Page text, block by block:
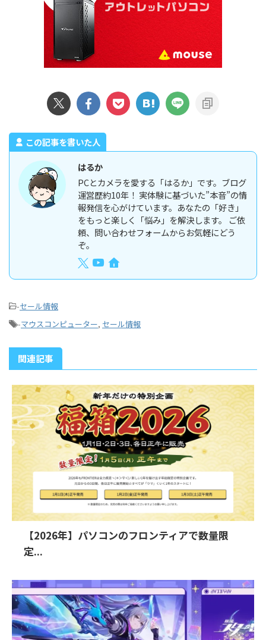
この記事を書いた人
はるか
PCとカメラを愛する「はるか」です。ブログ
運営歴約10年！ 実体験に基づいた”本音”の情
報発信を心がけています。あなたの「好き」
をもっと楽しく「悩み」を解決します。 ご依
頼、問い合わせフォームからお気軽にどう
ぞ。
-セール情報
-マウスコンピューター, セール情報
関連記事
【2026年】パソコンのフロンティアで数量限
定...